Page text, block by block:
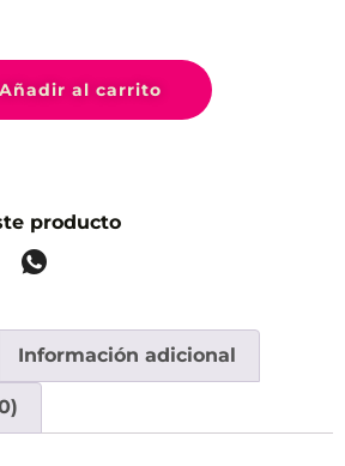
Añadir al carrito
producto
Información adicional